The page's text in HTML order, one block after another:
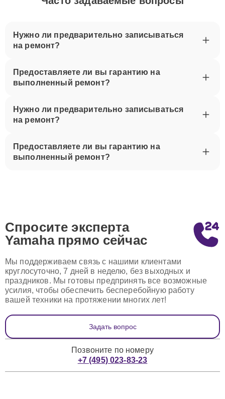
Нужно ли предварительно записываться
на ремонт?
Предоставляете ли вы гарантию на
выполненный ремонт?
Нужно ли предварительно записываться
на ремонт?
Предоставляете ли вы гарантию на
выполненный ремонт?
Спросите эксперта
Yamaha прямо сейчас
Мы поддерживаем связь с нашими клиентами
круглосуточно, 7 дней в неделю, без выходных и
праздников. Мы готовы предпринять все возможные
усилия, чтобы обеспечить бесперебойную работу
вашей техники на протяжении многих лет!
Задать вопрос
Позвоните по номеру
+7 (495) 023-83-23